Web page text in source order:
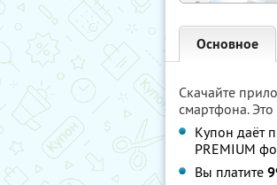
Основное
Скачайте
смартфона.
Купон даёт
PREMIUM
Вы платите